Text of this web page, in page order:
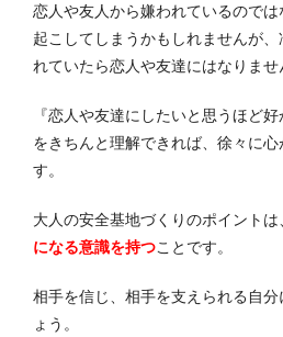
恋人や友人から嫌われているので
起こしてしまうかもしれませんが
れていたら恋人や友達にはなりませ
『恋人や友達にしたいと思うほど
をきちんと理解できれば、徐々に
す。
大人の安全基地づくりのポイントは
になる意識を持つことです。
相手を信じ、相手を支えられる自
ょう。